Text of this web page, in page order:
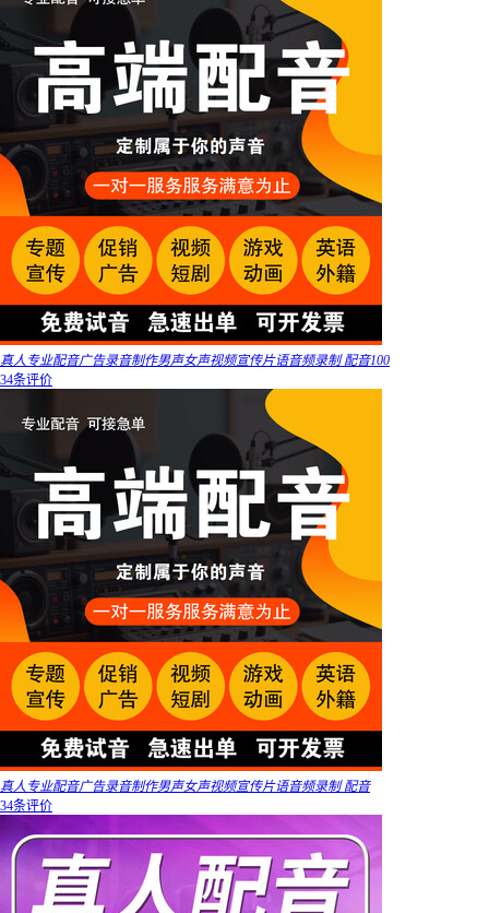
真人专业配音广告录音制作男声女声视频宣传片语音频录制 配音100
34条评价
真人专业配音广告录音制作男声女声视频宣传片语音频录制 配音
34条评价